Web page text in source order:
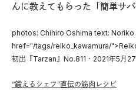
んに教えてもらった「簡単サ
photos: Chihiro Oshima text:
href="/tags/reiko_kawamura/
初出『Tarzan』No.811・2021年5月
“鍛えるシェフ”直伝の筋肉レシピ